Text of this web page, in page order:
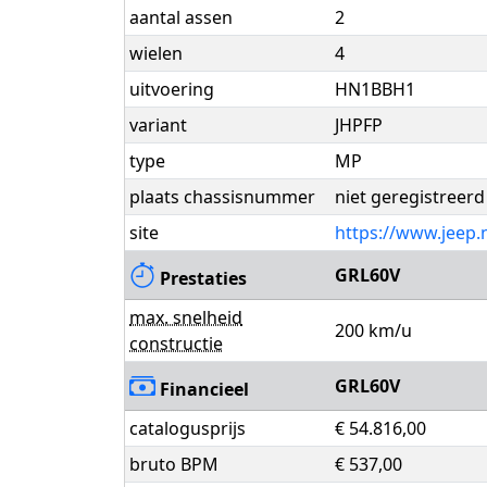
aantal assen
2
wielen
4
uitvoering
HN1BBH1
variant
JHPFP
type
MP
plaats chassisnummer
niet geregistreerd
site
https://
Prestaties
GRL60V
max. snelheid
constructie
200 km/u
Financieel
GRL60V
catalogusprijs
€ 54.816,00
bruto BPM
€ 537,00